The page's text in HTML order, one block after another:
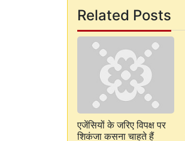
Related Posts
एजेंसियों के जरिए विपक्ष पर
शिकंजा कसना चाहते हैं